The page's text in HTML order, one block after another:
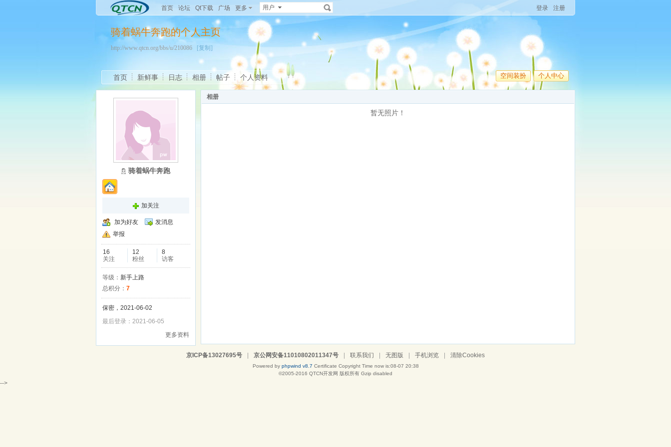
首页 论坛 Qt下载 广场 更多 用户 登录 注册
骑着蜗牛奔跑的个人主页
http://www.qtcn.org/bbs/u/210086 [复制]
空间装扮 个人中心
首页 新鲜事 日志 相册 帖子 个人资料
骑着蜗牛奔跑
加关注
加为好友
发消息
举报
16
关注
12
粉丝
8
访客
等级： 新手上路
总积分： 7
保密，2021-06-02
最后登录：2021-06-05
更多资料
相册
暂无照片！
京ICP备13027695号 京公网安备11010802011347号 联系我们 无图版 手机浏览 清除Cookies
Powered by phpwind v8.7 Certificate Copyright Time now is:08-07 20:38
©2005-2016 QTCN开发网 版权所有 Gzip disabled
-->